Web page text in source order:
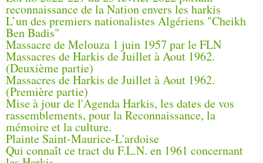
reconnaissance de la Nation envers les harkis
L’un des premiers nationalistes Algériens "Cheikh
Ben Badis"
Massacre de Melouza 1 juin 1957 par le FLN
Massacres de Harkis de Juillet à Aout 1962.
(Deuxième partie)
Massacres de Harkis de Juillet à Aout 1962.
(Première partie)
Mise à jour de l'Agenda Harkis, les dates de vos
rassemblements, pour la Reconnaissance, la
mémoire et la culture.
Plainte Saint-Maurice-L'ardoise
Qui connaît ce tract du F.L.N. en 1961 concernant